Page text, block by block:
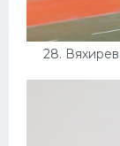
28.